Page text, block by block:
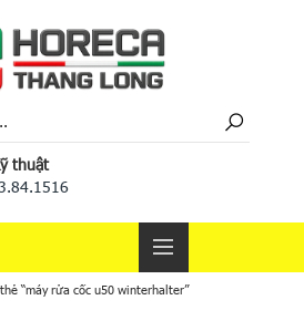
thuật
“máy rửa cốc u50 winterhalter”